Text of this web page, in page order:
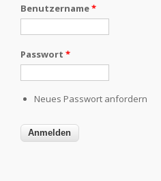
Benutzername*
Passwort *
Neues Passwort anfordern